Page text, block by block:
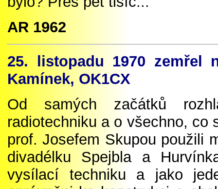
AR 1962
25. listopadu 1970 zemřel
Kamínek, OK1CX
Od samých začátků
radiotechniku a o všechno,
prof. Josefem Skupou použili
divadélku Spejbla a
vysílací techniku a jako